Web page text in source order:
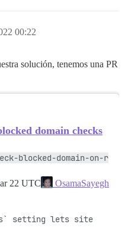
00:22
solución, tenemos una PR
domain checks
blocked-domain-on-r
22 UTC
OsamaSayegh
setting lets site